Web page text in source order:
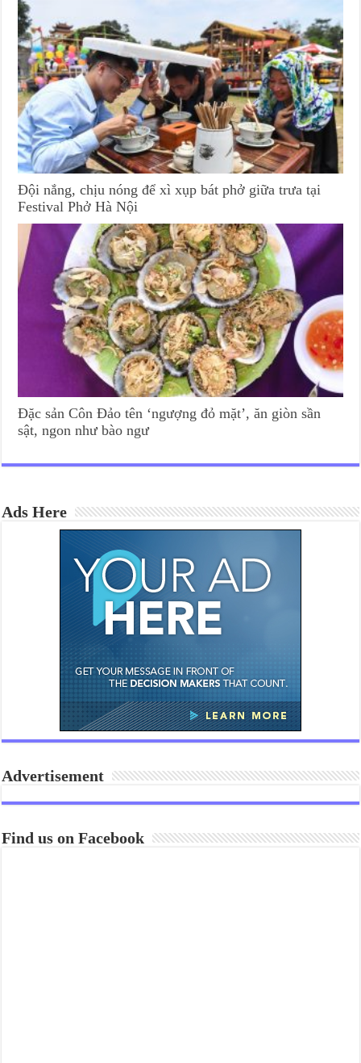
Đội nắng, chịu nóng để xì xụp bát phở giữa trưa tại
Festival Phở Hà Nội
Đặc sản Côn Đảo tên ‘ngượng đỏ mặt’, ăn giòn sần
sật, ngon như bào ngư
Ads Here
Advertisement
Find us on Facebook